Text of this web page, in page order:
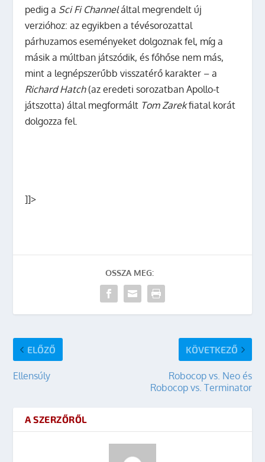
pedig a Sci Fi Channeláltal megrendelt új
verzióhoz: az egyikben a tévésorozattal
párhuzamos eseményeket dolgoznak fel, míg a
másik a múltban játszódik, és főhőse nem más,
mint a legnépszerűbb visszatérő karakter – a
Richard Hatch(az eredeti sorozatban Apollo-t
játszotta) által megformált Tom Zarekfiatal korát
dolgozza fel.
]]>
OSSZA MEG:
ELŐZŐ
Ellensúly
KÖVETKEZŐ
Robocop vs. Neo és
Robocop vs. Terminator
A SZERZŐRŐL